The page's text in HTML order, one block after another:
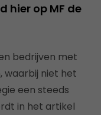
hier op MF de
bedrijven met
waarbij niet het
een steeds
in het artikel